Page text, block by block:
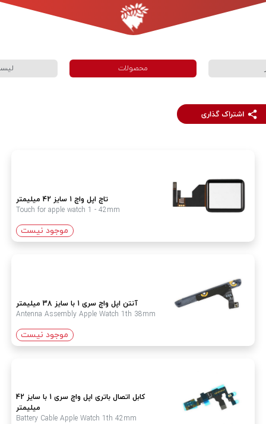
محصولات
تاچ اپل واچ 1 سایز 42 میلیمتر
Touch for apple watch 1 - 42mm
موجود نیست
آنتن اپل واچ سری 1 با سایز 38 میلیمتر
Antenna Assembly Apple Watch 1th 38mm
موجود نیست
کابل اتصال باتری اپل واچ سری 1 با سایز 42
میلیمتر
Battery Cable Apple Watch 1th 42mm